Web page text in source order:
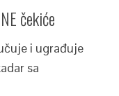
čekiće
i ugrađuje
sa